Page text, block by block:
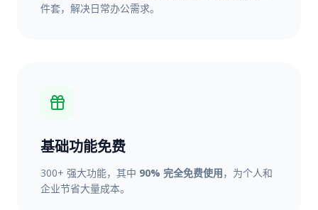
件套，解决日常办公需求。
基础功能免费
300+ 强大功能，其中 90% 完全免费使用，为个人和
企业节省大量成本。